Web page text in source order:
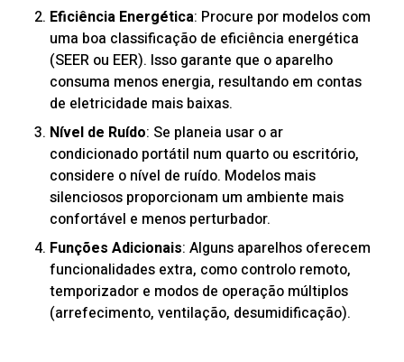
Eficiência Energética: Procure por modelos com
uma boa classificação de eficiência energética
(SEER ou EER). Isso garante que o aparelho
consuma menos energia, resultando em contas
de eletricidade mais baixas.
Nível de Ruído: Se planeia usar o ar
condicionado portátil num quarto ou escritório,
considere o nível de ruído. Modelos mais
silenciosos proporcionam um ambiente mais
confortável e menos perturbador.
Funções Adicionais: Alguns aparelhos oferecem
funcionalidades extra, como controlo remoto,
temporizador e modos de operação múltiplos
(arrefecimento, ventilação, desumidificação).